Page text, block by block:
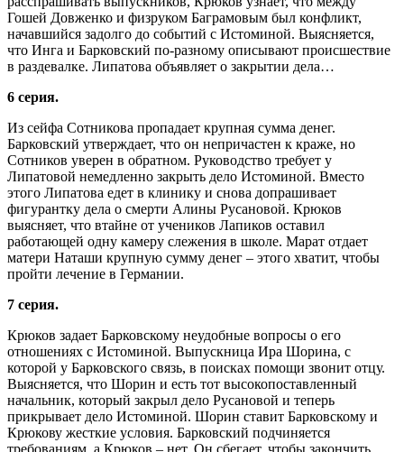
Гошей Довженко и физруком Баграмовым был конфликт,
начавшийся задолго до событий с Истоминой. Выясняется,
что Инга и Барковский по-разному описывают происшествие
в раздевалке. Липатова объявляет о закрытии дела…
6 серия.
Из сейфа Сотникова пропадает крупная сумма денег.
Барковский утверждает, что он непричастен к краже, но
Сотников уверен в обратном. Руководство требует у
Липатовой немедленно закрыть дело Истоминой. Вместо
этого Липатова едет в клинику и снова допрашивает
фигурантку дела о смерти Алины Русановой. Крюков
выясняет, что втайне от учеников Лапиков оставил
работающей одну камеру слежения в школе. Марат отдает
матери Наташи крупную сумму денег – этого хватит, чтобы
пройти лечение в Германии.
7 серия.
Крюков задает Барковскому неудобные вопросы о его
отношениях с Истоминой. Выпускница Ира Шорина, с
которой у Барковского связь, в поисках помощи звонит отцу.
Выясняется, что Шорин и есть тот высокопоставленный
начальник, который закрыл дело Русановой и теперь
прикрывает дело Истоминой. Шорин ставит Барковскому и
Крюкову жесткие условия. Барковский подчиняется
требованиям, а Крюков – нет. Он сбегает, чтобы закончить